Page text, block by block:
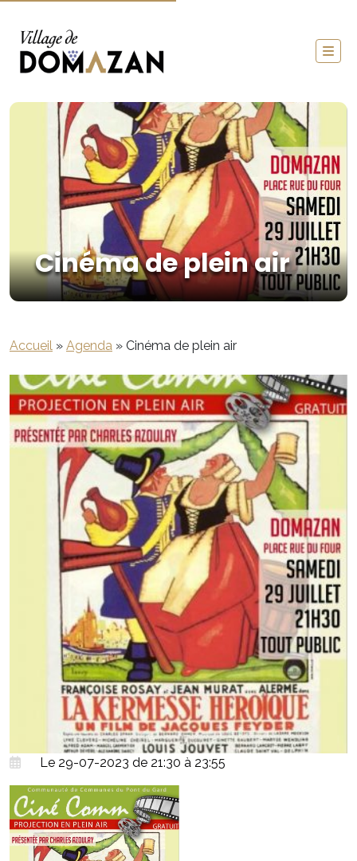
Cinéma de plein air
Accueil » Agenda » Cinéma de plein air
Le 29-07-2023 de 21:30 à 23:55